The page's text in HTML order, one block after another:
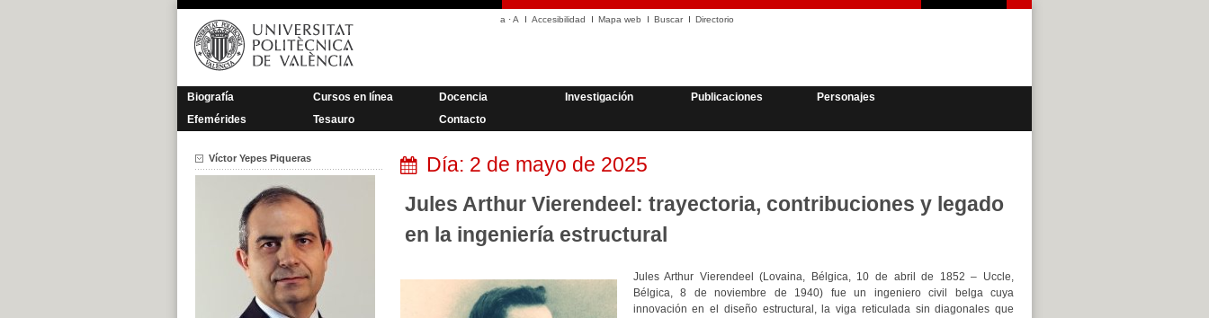
Saltar
contenido
a ·A Accesibilidad Mapa web Buscar Directorio
Biografía Cursos en línea Docencia Investigación Publicaciones
Personajes
Efemérides
Tesauro Contacto
Día: 2 de mayo de 2025
Jules Arthur Vierendeel: trayectoria, contribuciones y legado
en la ingeniería estructural
Jules Arthur Vierendeel (Lovaina, Bélgica, 10 de abril de 1852 – Uccle,
Bélgica, 8 de noviembre de 1940) fue un ingeniero civil belga cuya
innovación en el diseño estructural, la viga reticulada sin diagonales que
Víctor Yepes Piqueras